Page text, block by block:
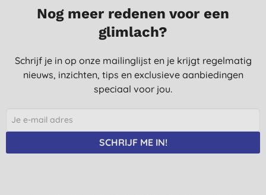
Nog meer redenen voor een
glimlach?
Schrijf je in op onze mailinglijst en je krijgt regelmatig
nieuws, inzichten, tips en exclusieve aanbiedingen
speciaal voor jou.
SCHRIJF ME IN!